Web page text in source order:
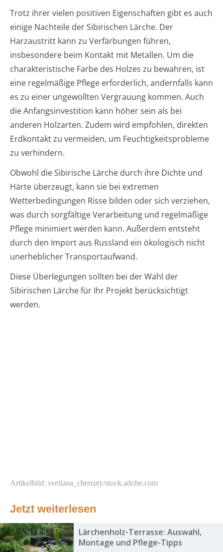
Trotz ihrer vielen positiven Eigenschaften gibt es auch
einige Nachteile der Sibirischen Lärche. Der
Harzaustritt kann zu Verfärbungen führen,
insbesondere beim Kontakt mit Metallen. Um die
charakteristische Farbe des Holzes zu bewahren, ist
eine regelmäßige Pflege erforderlich, andernfalls kann
es zu einer ungewollten Vergrauung kommen. Auch
die Anfangsinvestition kann höher sein als bei
anderen Holzarten. Zudem wird empfohlen, direkten
Erdkontakt zu vermeiden, um Feuchtigkeitsprobleme
zu verhindern.
Obwohl die Sibirische Lärche durch ihre Dichte und
Härte überzeugt, kann sie bei extremen
Wetterbedingungen Risse bilden oder sich verziehen,
was durch sorgfältige Verarbeitung und regelmäßige
Pflege minimiert werden kann. Außerdem entsteht
durch den Import aus Russland ein ökologisch nicht
unerheblicher Transportaufwand.
Diese Überlegungen sollten bei der Wahl der
Sibirischen Lärche für Ihr Projekt berücksichtigt
werden.
Artikelbild: svetlana_cherruty/stock.adobe.com
Jetzt weiterlesen
Lärchenholz-Terrasse: Auswahl,
Montage und Pflege-Tipps